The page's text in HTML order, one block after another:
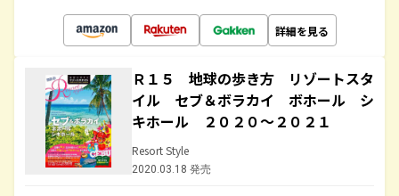
詳細を見る
Ｒ１５ 地球の歩き方 リゾートスタ
イル セブ＆ボラカイ ボホール シ
キホール ２０２０～２０２１
Resort Style
2020.03.18 発売